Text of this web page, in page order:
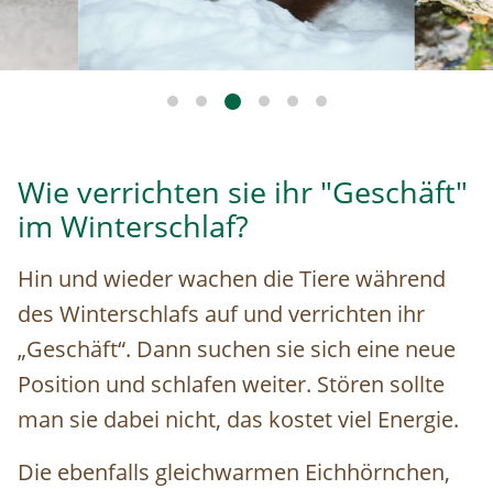
Wie verrichten sie ihr "Geschäft"
im Winterschlaf?
Hin und wieder wachen die Tiere während
des Winterschlafs auf und verrichten ihr
„Geschäft“. Dann suchen sie sich eine neue
Position und schlafen weiter. Stören sollte
man sie dabei nicht, das kostet viel Energie.
Die ebenfalls gleichwarmen Eichhörnchen,